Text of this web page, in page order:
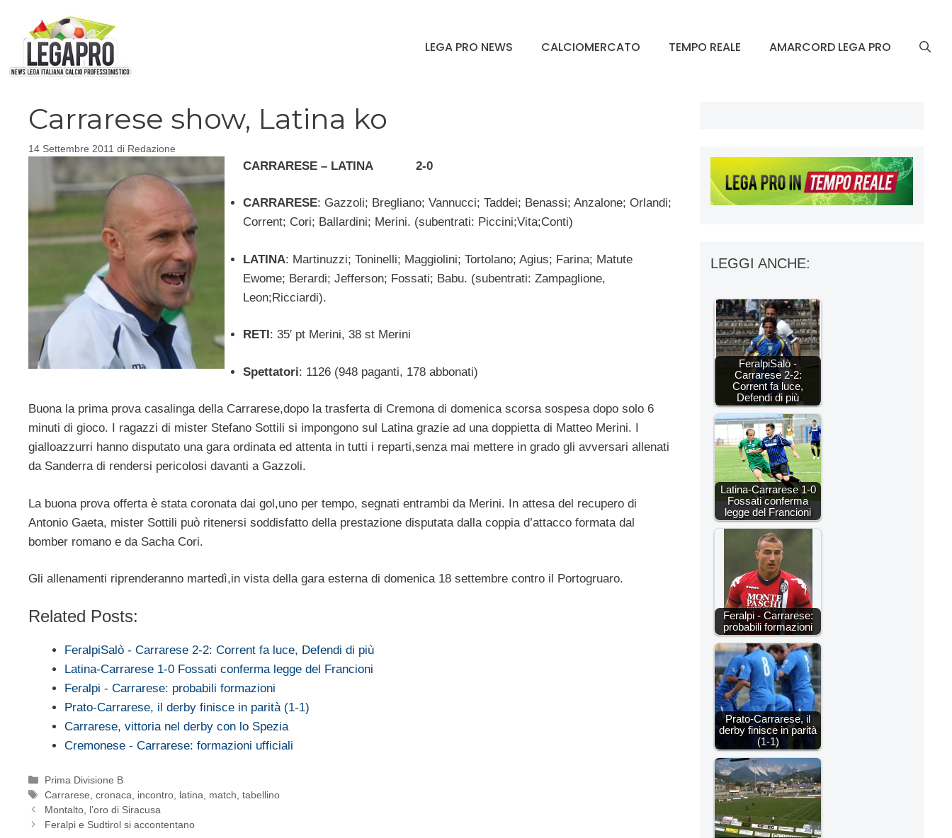
contenuto
LEGA PRO NEWS CALCIOMERCATO TEMPO REALE AMARCORD LEGA PRO
Carrarese show, Latina ko
14 Settembre 2011 di Redazione
CARRARESE – LATINA 2-0
CARRARESE: Gazzoli; Bregliano; Vannucci; Taddei; Benassi; Anzalone; Orlandi;
Corrent; Cori; Ballardini; Merini. (subentrati: Piccini;Vita;Conti)
LATINA: Martinuzzi; Toninelli; Maggiolini; Tortolano; Agius; Farina; Matute
Ewome; Berardi; Jefferson; Fossati; Babu. (subentrati: Zampaglione,
Leon;Ricciardi).
RETI: 35′ pt Merini, 38 st Merini
Spettatori: 1126 (948 paganti, 178 abbonati)
Buona la prima prova casalinga della Carrarese,dopo la trasferta di Cremona di domenica scorsa sospesa dopo solo 6
minuti di gioco. I ragazzi di mister Stefano Sottili si impongono sul Latina grazie ad una doppietta di Matteo Merini. I
gialloazzurri hanno disputato una gara ordinata ed attenta in tutti i reparti,senza mai mettere in grado gli avversari allenati
da Sanderra di rendersi pericolosi davanti a Gazzoli.
La buona prova offerta è stata coronata dai gol,uno per tempo, segnati entrambi da Merini. In attesa del recupero di
Antonio Gaeta, mister Sottili può ritenersi soddisfatto della prestazione disputata dalla coppia d’attacco formata dal
bomber romano e da Sacha Cori.
Gli allenamenti riprenderanno martedì,in vista della gara esterna di domenica 18 settembre contro il Portogruaro.
Related Posts:
FeralpiSalò - Carrarese 2-2: Corrent fa luce, Defendi di più
Latina-Carrarese 1-0 Fossati conferma legge del Francioni
Feralpi - Carrarese: probabili formazioni
Prato-Carrarese, il derby finisce in parità (1-1)
Carrarese, vittoria nel derby con lo Spezia
Cremonese - Carrarese: formazioni ufficiali
Categorie
Prima Divisione B
Tag
Carrarese ,cronaca incontro latina match ,tabellino
Montalto, l’oro di Siracusa
Feralpi e Sudtirol si accontentano
LEGGI ANCHE:
FeralpiSalò -
Carrarese 2-2:
Corrent fa luce,
Defendi di più
Latina-Carrarese 1-0
Fossati conferma
legge del Francioni
Feralpi - Carrarese:
probabili formazioni
Prato-Carrarese, il
derby finisce in parità
(1-1)